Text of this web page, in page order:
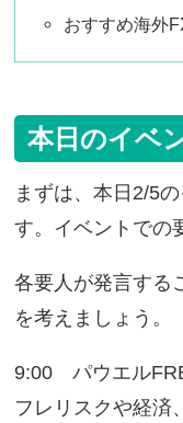
おすすめ海外
本日のイベ
まずは、本日2/5
す。イベントでの
各要人が発言する
を考えましょう。
9:00 パウエル
フレリスクや経済